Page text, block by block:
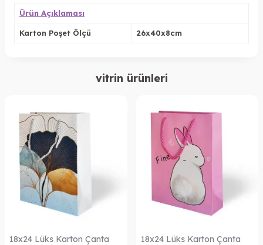
Ürün Açıklaması
Karton Poşet Ölçü 26x40x8cm
vitrin ürünleri
18x24 Lüks Karton Çanta
18x24 Lüks Karton Çanta